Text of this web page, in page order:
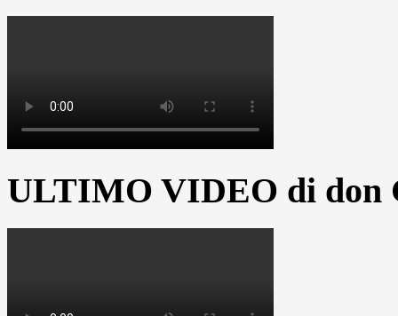
ULTIMO VIDEO di don